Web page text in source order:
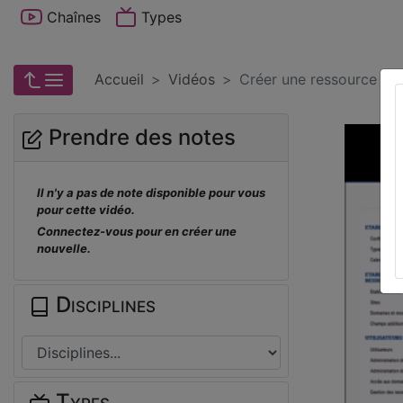
Chaînes Types
Accueil Vidéos Créer une ressource
Prendre des notes
Il n'y a pas de note disponible pour vous
pour cette vidéo.
Connectez-vous pour en créer une
nouvelle.
Disciplines